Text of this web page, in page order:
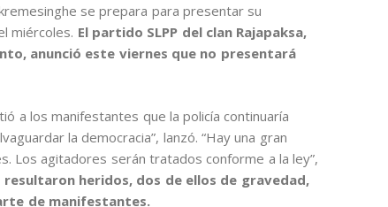
se prepara para presentar su
miércoles. El partido SLPP del clan Rajapaksa,
anunció este viernes que no presentará
a los manifestantes que la policía continuaría
la democracia”, lanzó. “Hay una gran
Los agitadores serán tratados conforme a la ley”,
heridos, dos de ellos de gravedad,
de manifestantes.